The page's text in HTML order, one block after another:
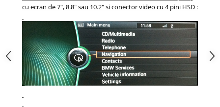
cu ecran de 7", 8.8" sau 10.2" si conector video cu 4 pini HSD :